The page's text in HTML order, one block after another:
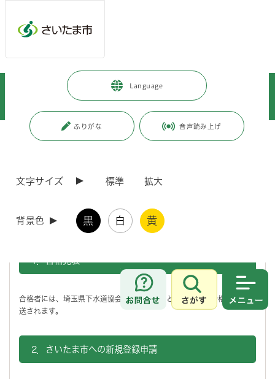
Language
ふりがな 音声読み上げ
文字サイズ 標準 拡大
背景色 黒 白 黄
お問合せ
さがす
暮らし・手続き > 上下水道・ごみ 下水道
排水設備指定工事店
更新日付：2026年4月1日 / ページ番号：C012568
ご案内
下水道排水設備工事責任技術者資格認定共通試験合格者で、さいたま
市に登録を行う方は、下記のとおり手続きを行ってください。
合格者には、埼玉県下水道協会より合否結果とともに、「合格証」が郵
送されます。
2．さいたま市への新規登録申請